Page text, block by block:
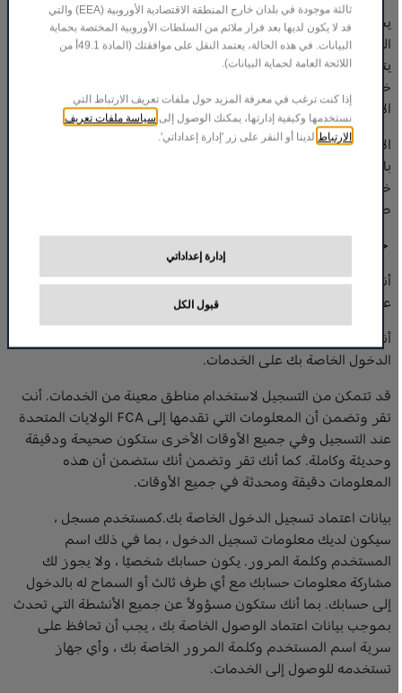
يجوز لنا إرسال واستقبال الرسائل النصية من خلال مشغلي الهاتف
الخلوي أو الشبكات الأخرى ، وقد يختلف مستوى الموثوقية. لا
يتحمل FCA US مسؤولية توقيت أو تسليم الرسالة نهائيًا ، لأن ذلك
خارج عن سيطرتنا ومسؤولية مشغل الهاتف الخلوي أو الشبكات
الأخرى.
الإشعارات.قد تقوم FCA الولايات المتحدة بتزويدك بالإشعارات
بالبريد الإلكتروني أو البريد العادي أو الإعلامات أو المنشورات من
صالح لطالما استمر استخدامك للخدمات.
حسابك
أنت مسؤول عن بيانات اعتماد تسجيل الدخول الخاصة بك وللحفاظ
على معلوماتك دقيقة.
أنت مسؤول عن أي نشاط ناتج عن استخدام بيانات اعتماد تسجيل
الدخول الخاصة بك على الخدمات.
قد تتمكن من التسجيل لاستخدام مناطق معينة من الخدمات. أنت
تقر وتضمن أن المعلومات التي تقدمها إلى FCA الولايات المتحدة
عند التسجيل وفي جميع الأوقات الأخرى ستكون صحيحة ودقيقة
وحديثة وكاملة. كما أنك تقر وتضمن أنك ستضمن أن هذه
المعلومات دقيقة ومحدثة في جميع الأوقات.
بيانات اعتماد تسجيل الدخول الخاصة بك.كمستخدم مسجل ،
سيكون لديك معلومات تسجيل الدخول ، بما في ذلك اسم
المستخدم وكلمة المرور. يكون حسابك شخصيًا ، ولا يجوز لك
مشاركة معلومات حسابك مع أي طرف ثالث أو السماح له بالدخول
إلى حسابك. بما أنك ستكون مسؤولاً عن جميع الأنشطة التي تحدث
بموجب بيانات اعتماد الوصول الخاصة بك ، يجب أن تحافظ على
سرية اسم المستخدم وكلمة المرور الخاصة بك ، وأي جهاز
تستخدمه للوصول إلى الخدمات.
ثالثة موجودة في بلدان خارج المنطقة الاقتصادية الأوروبية (EEA) والتي
قد لا يكون لديها بعد قرار ملائم من السلطات الأوروبية المختصة بحماية
البيانات. في هذه الحالة، يعتمد النقل على موافقتك (المادة 49.1أ من
اللائحة العامة لحماية البيانات).
إذا كنت ترغب في معرفة المزيد حول ملفات تعريف الارتباط التي
نستخدمها وكيفية إدارتها، يمكنك الوصول إلى سياسة ملفات تعريف
الارتباطلدينا أو النقر على زر 'إدارة إعداداتي'.
إدارة إعداداتي
قبول الكل